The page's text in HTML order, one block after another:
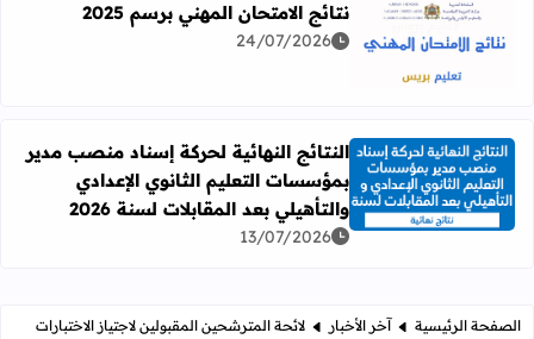
اقرأ المزيد عن نتائج الامتحان المهني برسم 2025
نتائج الامتحان المهني برسم 2025
24/07/2026
اقرأ المزيد عن النتائج النهائية لحركة إسناد منصب مدير
النتائج النهائية لحركة إسناد منصب مدير
بمؤسسات التعليم الثانوي الإعدادي
والتأهيلي بعد المقابلات لسنة 2026
13/07/2026
الصفحة الرئيسية آخر الأخبار
لائحة المترشحين المقبولين لاجتياز الاختبارات